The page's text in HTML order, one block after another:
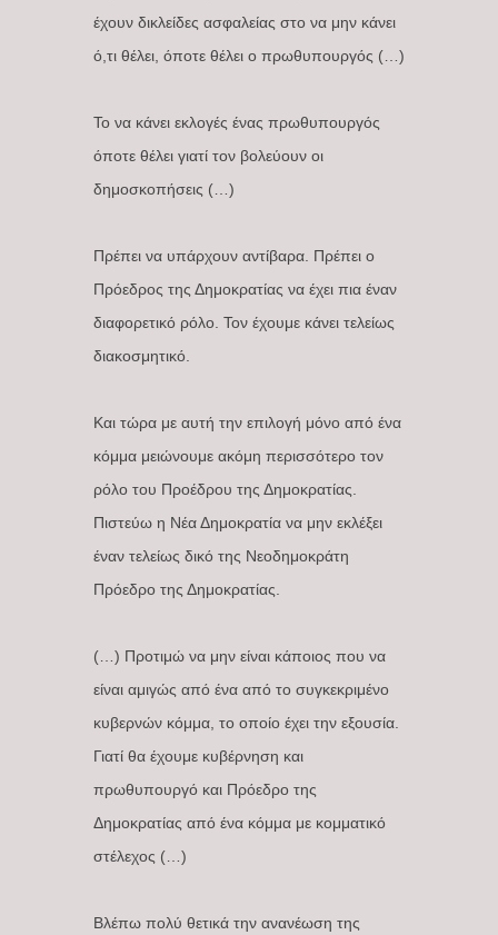
έχουν δικλείδες ασφαλείας στο να μην κάνει
ό,τι θέλει, όποτε θέλει ο πρωθυπουργός (…)
Το να κάνει εκλογές ένας πρωθυπουργός
όποτε θέλει γιατί τον βολεύουν οι
δημοσκοπήσεις (…)
Πρέπει να υπάρχουν αντίβαρα. Πρέπει ο
Πρόεδρος της Δημοκρατίας να έχει πια έναν
διαφορετικό ρόλο. Τον έχουμε κάνει τελείως
διακοσμητικό.
Και τώρα με αυτή την επιλογή μόνο από ένα
κόμμα μειώνουμε ακόμη περισσότερο τον
ρόλο του Προέδρου της Δημοκρατίας.
Πιστεύω η Νέα Δημοκρατία να μην εκλέξει
έναν τελείως δικό της Νεοδημοκράτη
Πρόεδρο της Δημοκρατίας.
(…) Προτιμώ να μην είναι κάποιος που να
είναι αμιγώς από ένα από το συγκεκριμένο
κυβερνών κόμμα, το οποίο έχει την εξουσία.
Γιατί θα έχουμε κυβέρνηση και
πρωθυπουργό και Πρόεδρο της
Δημοκρατίας από ένα κόμμα με κομματικό
στέλεχος (…)
Βλέπω πολύ θετικά την ανανέωση της